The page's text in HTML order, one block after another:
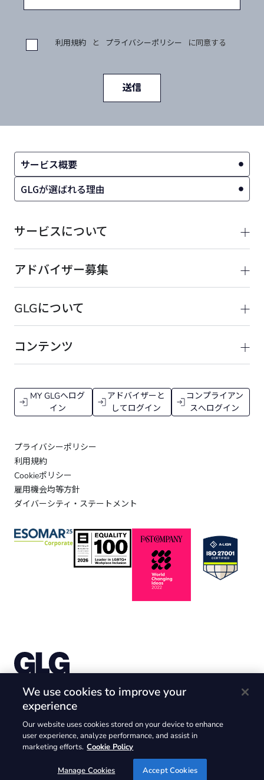
利用規約 と プライバシーポリシー に同意する
送信
サービス概要
GLGが選ばれる理由
サービスについて
アドバイザー募集
GLGについて
コンテンツ
MY GLGへログ
イン
アドバイザーと
してログイン
コンプライアン
スへログイン
プライバシーポリシー
利用規約
Cookieポリシー
雇用機会均等方針
ダイバーシティ・ステートメント
グループ）
〒105-6226 東京都港区愛宕2-5-1 愛宕グリーンヒルズ
MORIタワー26F
@2025. GLG and the GLG logos are trademarks of Gerson Lehrman
Group.Inc. @2025 Gerson Lehrman Group.Inc. All rights reserved.
We use cookies to improve your
experience
Our website uses cookies stored on your device to enhance
user experience, analyze performance, and assist in
marketing efforts. Cookie Policy
Manage Cookies Accept Cookies